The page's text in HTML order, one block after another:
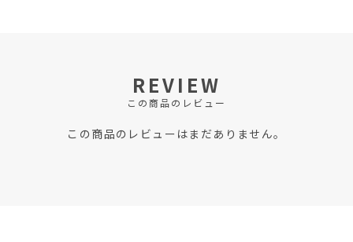
REVIEW
この商品のレビュー
この商品のレビューはまだありません。